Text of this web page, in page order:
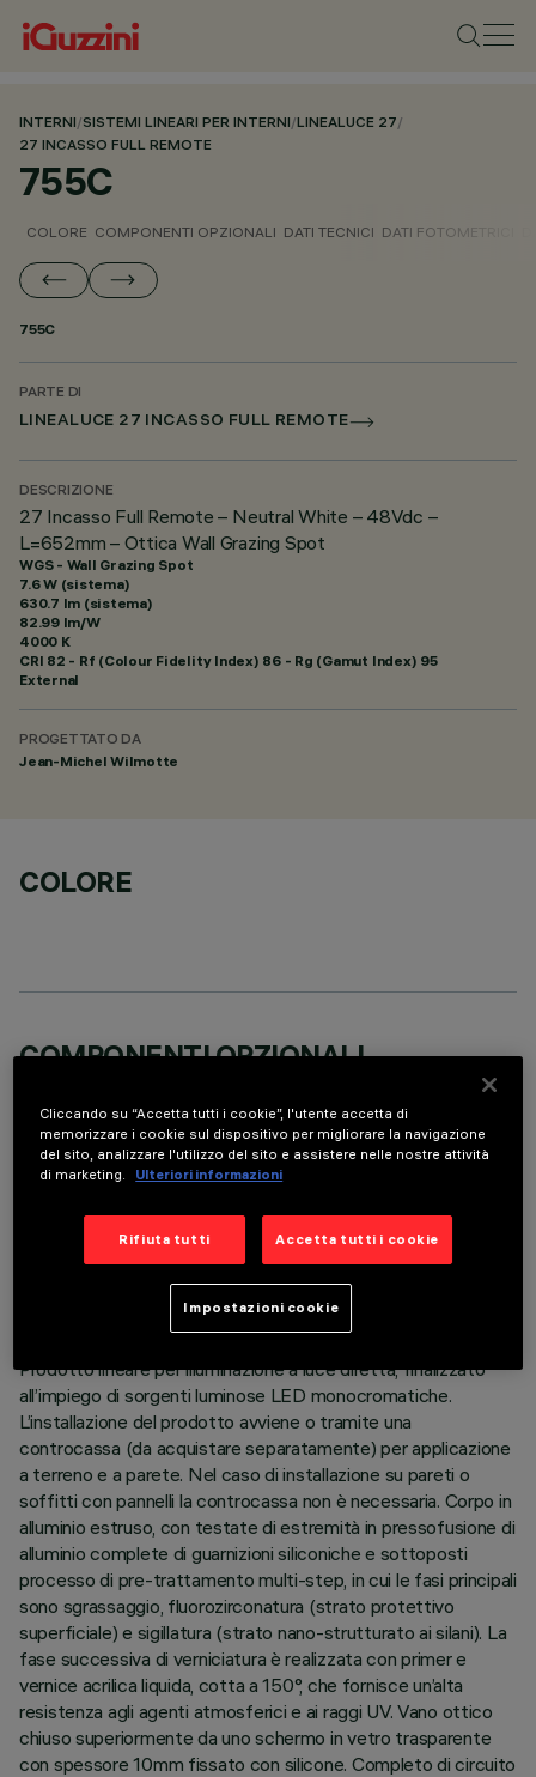
INTERNI/SISTEMI LINEARI PER INTERNI/LINEALUCE 27/
27 INCASSO FULL REMOTE
755C
COLORE COMPONENTI OPZIONALI DATI TECNICI DATI FOTOMETRICI
755C
PARTE DI
LINEALUCE 27 INCASSO FULL REMOTE
DESCRIZIONE
27 Incasso Full Remote – Neutral White – 48Vdc –
L=652mm – Ottica Wall Grazing Spot
WGS - Wall Grazing Spot
7.6 W (sistema)
630.7 lm (sistema)
82.99 lm/W
4000 K
CRI 82 - Rf (Colour Fidelity Index) 86 - Rg (Gamut Index) 95
External
PROGETTATO DA
Jean-Michel Wilmotte
COLORE
COMPONENTI OPZIONALI
DATI TECNICI
ULTIMO AGGIORNAMENTO: 05/08/2026
Prodotto lineare per illuminazione a luce diretta, finalizzato
all’impiego di sorgenti luminose LED monocromatiche.
L’installazione del prodotto avviene o tramite una
controcassa (da acquistare separatamente) per applicazione
a terreno e a parete. Nel caso di installazione su pareti o
soffitti con pannelli la controcassa non è necessaria. Corpo in
alluminio estruso, con testate di estremità in pressofusione di
alluminio complete di guarnizioni siliconiche e sottoposti
processo di pre-trattamento multi-step, in cui le fasi principali
sono sgrassaggio, fluorozirconatura (strato protettivo
superficiale) e sigillatura (strato nano-strutturato ai silani). La
fase successiva di verniciatura è realizzata con primer e
vernice acrilica liquida, cotta a 150°, che fornisce un’alta
resistenza agli agenti atmosferici e ai raggi UV. Vano ottico
chiuso superiormente da uno schermo in vetro trasparente
con spessore 10mm fissato con silicone. Completo di circuito
Cliccando su “Accetta tutti i cookie”, l'utente accetta di
memorizzare i cookie sul dispositivo per migliorare la navigazione
del sito, analizzare l'utilizzo del sito e assistere nelle nostre attività
di marketing.
Ulteriori informazioni
Rifiuta tutti Accetta tutti i cookie
Impostazioni cookie